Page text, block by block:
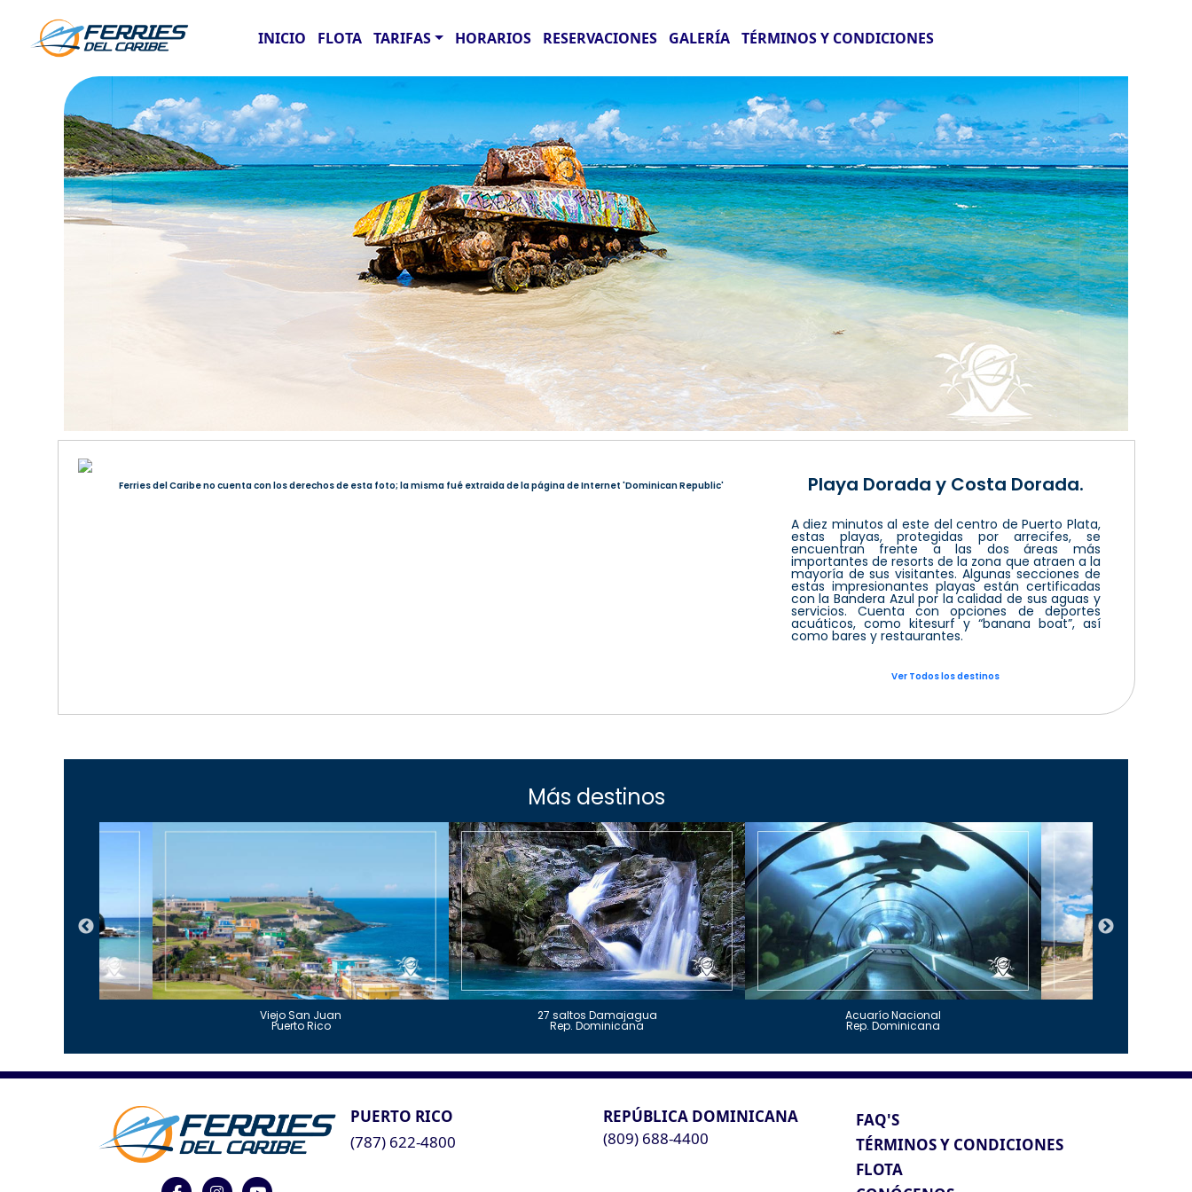
INICIO FLOTA TARIFAS HORARIOS RESERVACIONES GALERÍA TÉRMINOS Y CONDICIONES
Ferries del Caribe no cuenta con los derechos de esta foto; la misma fué extraida de la página de Internet 'Dominican Republic' Playa Dorada y Costa Dorada.
A diez minutos al este del centro de Puerto Plata,
estas playas, protegidas por arrecifes, se
encuentran frente a las dos áreas más
importantes de resorts de la zona que atraen a la
mayoría de sus visitantes. Algunas secciones de
estas impresionantes playas están certificadas
con la Bandera Azul por la calidad de sus aguas y
servicios. Cuenta con opciones de deportes
acuáticos, como kitesurf y “banana boat”, así
como bares y restaurantes.
Ver Todos los destinos
Más destinos
Viejo San Juan
Puerto Rico
27 saltos Damajagua
Rep. Dominicana
Acuarío Nacional
Rep. Dominicana
PUERTO RICO
(787) 622-4800
REPÚBLICA DOMINICANA
(809) 688-4400
FAQ'S
TÉRMINOS Y CONDICIONES
FLOTA